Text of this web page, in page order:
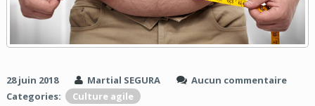
28 juin 2018 Martial SEGURA
Aucun commentaire
Categories:
Culture agile